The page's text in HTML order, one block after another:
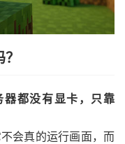
都没有显卡，只靠
会真的运行画面，而